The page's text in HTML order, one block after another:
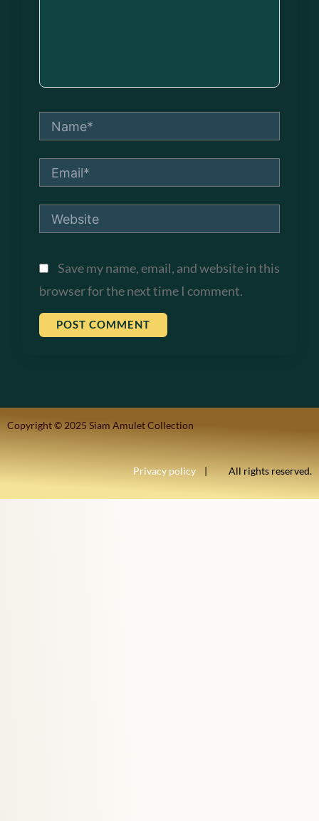
Name*
Email*
Website
Save my name, email, and website in this
browser for the next time I comment.
Copyright © 2025 Siam Amulet Collection
Privacy policy | All rights reserved.